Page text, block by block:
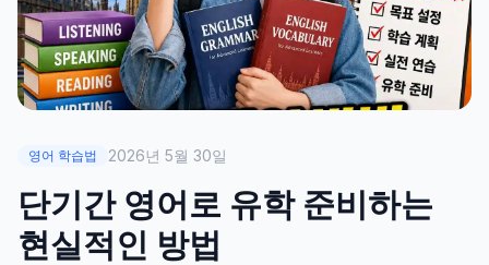
영어 학습법 2026년 5월 30일
단기간 영어로 유학 준비하는
현실적인 방법